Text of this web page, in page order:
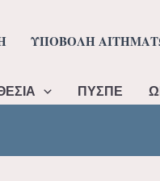
ΥΠΟΒΟΛΗ
ΠΥΣΠΕ